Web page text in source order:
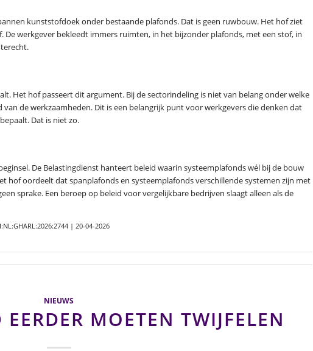
kunststofdoek onder bestaande plafonds. Dat is geen ruwbouw. Het hof ziet
werkgever bekleedt immers ruimten, in het bijzonder plafonds, met een stof, in
Het hof passeert dit argument. Bij de sectorindeling is niet van belang onder welke
de werkzaamheden. Dit is een belangrijk punt voor werkgevers die denken dat
Dat is niet zo.
De Belastingdienst hanteert beleid waarin systeemplafonds wél bij de bouw
hof oordeelt dat spanplafonds en systeemplafonds verschillende systemen zijn met
sprake. Een beroep op beleid voor vergelijkbare bedrijven slaagt alleen als de
| 20-04-2026
NIEUWS
MOETEN TWIJFELEN